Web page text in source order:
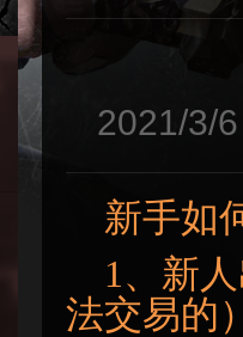
2021/3/
新手如
1、新
法交易的